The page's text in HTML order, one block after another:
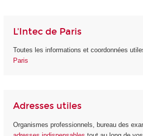
L'Intec de Paris
Toutes les informations et coordonnées
Paris
Adresses utiles
Organismes professionnels, bureau des